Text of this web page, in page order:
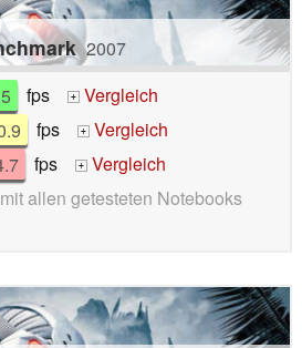
2007
fps +
Vergleich
fps +
Vergleich
fps +
Vergleich
allen getesteten Notebooks